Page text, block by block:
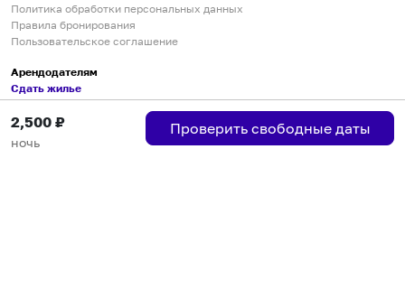
2,500 ₽
ночь
Проверить свободные даты
Политика обработки персональных данных
Правила бронирования
Пользовательское соглашение
Арендодателям
Сдать жилье
Пользовательское соглашение
Правила публикации объявлений